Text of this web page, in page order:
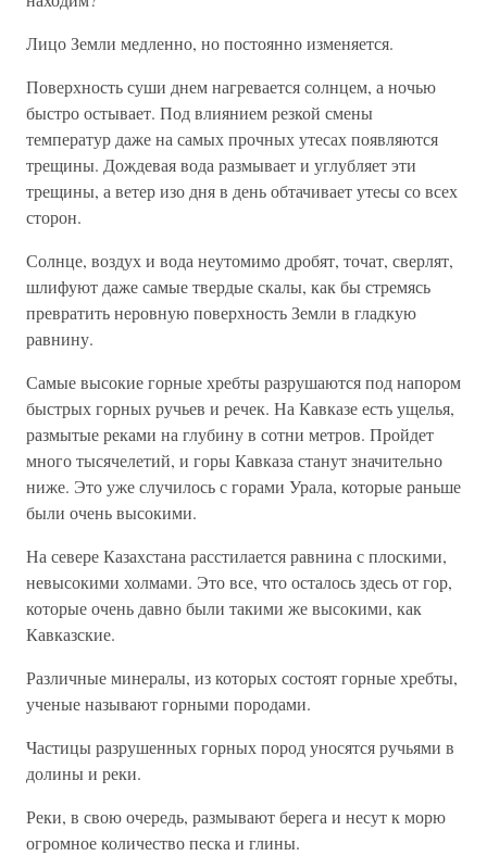
Лицо Земли медленно, но постоянно изменяется.
Поверхность суши днем нагревается солнцем, а ночью
быстро остывает. Под влиянием резкой смены
температур даже на самых прочных утесах появляются
трещины. Дождевая вода размывает и углубляет эти
трещины, а ветер изо дня в день обтачивает утесы со всех
сторон.
Солнце, воздух и вода неутомимо дробят, точат, сверлят,
шлифуют даже самые твердые скалы, как бы стремясь
превратить неровную поверхность Земли в гладкую
равнину.
Самые высокие горные хребты разрушаются под напором
быстрых горных ручьев и речек. На Кавказе есть ущелья,
размытые реками на глубину в сотни метров. Пройдет
много тысячелетий, и горы Кавказа станут значительно
ниже. Это уже случилось с горами Урала, которые раньше
были очень высокими.
На севере Казахстана расстилается равнина с плоскими,
невысокими холмами. Это все, что осталось здесь от гор,
которые очень давно были такими же высокими, как
Кавказские.
Различные минералы, из которых состоят горные хребты,
ученые называют горными породами.
Частицы разрушенных горных пород уносятся ручьями в
долины и реки.
Реки, в свою очередь, размывают берега и несут к морю
огромное количество песка и глины.